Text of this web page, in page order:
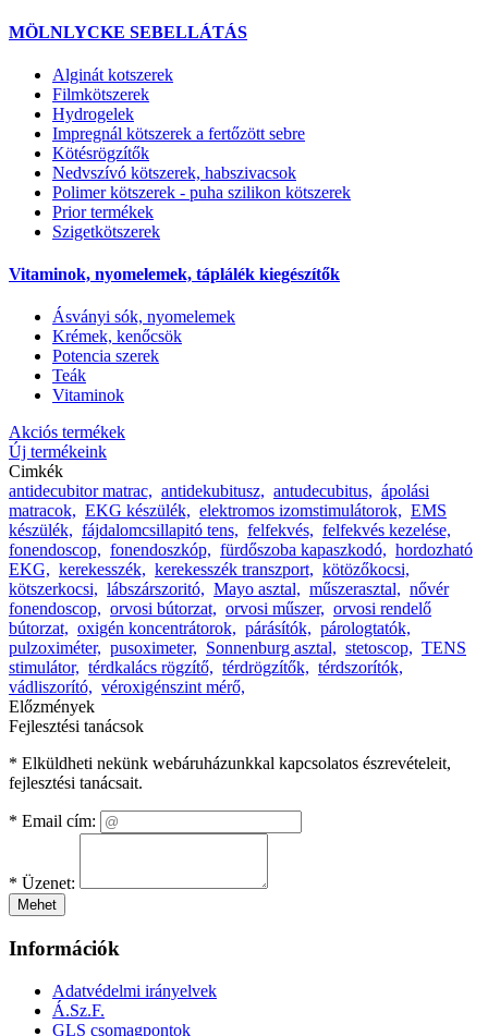
MÖLNLYCKE SEBELLÁTÁS
Alginát kotszerek
Filmkötszerek
Hydrogelek
Impregnál kötszerek a fertőzött sebre
Kötésrögzítők
Nedvszívó kötszerek, habszivacsok
Polimer kötszerek - puha szilikon kötszerek
Prior termékek
Szigetkötszerek
Vitaminok, nyomelemek, táplálék kiegészítők
Ásványi sók, nyomelemek
Krémek, kenőcsök
Potencia szerek
Teák
Vitaminok
Akciós termékek
Új termékeink
Cimkék
antidecubitor matrac, antidekubitusz, antudecubitus, ápolási
matracok, EKG készülék, elektromos izomstimulátorok, EMS
készülék, fájdalomcsillapitó tens, felfekvés, felfekvés kezelése,
fonendoscop, fonendoszkóp, fürdőszoba kapaszkodó, hordozható
EKG, kerekesszék, kerekesszék transzport, kötözőkocsi,
kötszerkocsi, lábszárszoritó, Mayo asztal, műszerasztal, nővér
fonendoscop, orvosi bútorzat, orvosi műszer, orvosi rendelő
bútorzat, oxigén koncentrátorok, párásítók, párologtatók,
pulzoximéter, pusoximeter, Sonnenburg asztal, stetoscop, TENS
stimulátor, térdkalács rögzítő, térdrögzítők, térdszorítók,
vádliszorító, véroxigénszint mérő,
Előzmények
Fejlesztési tanácsok
* Elküldheti nekünk webáruházunkkal kapcsolatos észrevételeit,
fejlesztési tanácsait.
* Email cím:
* Üzenet:
Mehet
Információk
Adatvédelmi irányelvek
Á.Sz.F.
GLS csomagpontok